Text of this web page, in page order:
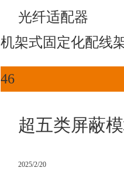
光纤适配器
机架式固定化配线
46
超五类屏蔽
2025/2/20